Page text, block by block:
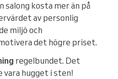
salong kosta mer än på
av personlig
miljö och
det högre priset.
regelbundet. Det
vara hugget i sten!